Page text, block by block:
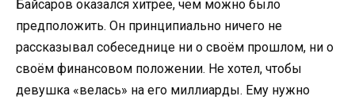
Байсаров оказался хитрее, чем можно было
предположить. Он принципиально ничего не
рассказывал собеседнице ни о своём прошлом, ни о
своём финансовом положении. Не хотел, чтобы
девушка «велась» на его миллиарды. Ему нужно